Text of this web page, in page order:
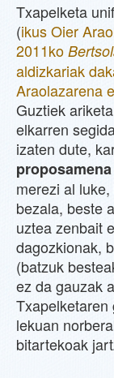
Txapelketa
(ikus Oier
2011ko
aldizkariak
Araolazarena
Guztiek
elkarren
izaten dute,
proposamena
merezi al
bezala, beste
uztea zenbait
dagozkionak,
(batzuk
ez da gauzak
Txapelketaren
lekuan
bitartekoak